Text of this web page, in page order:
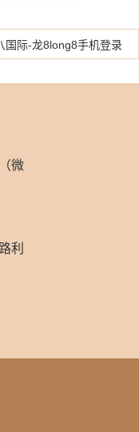
国际-龙8long8手机登录
微
利